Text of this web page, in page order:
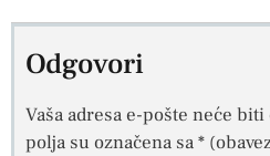
Odgovori
Vaša adresa e-pošte neće
polja su označena sa*